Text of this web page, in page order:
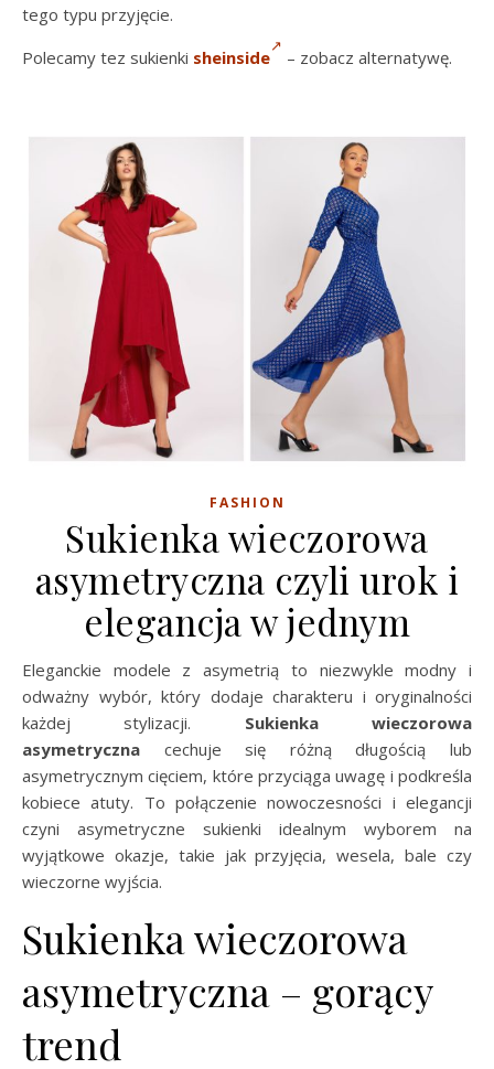
tego typu przyjęcie.
Polecamy tez sukienki sheinside – zobacz alternatywę.
FASHION
Sukienka wieczorowa
asymetryczna czyli urok i
elegancja w jednym
Eleganckie modele z asymetrią to niezwykle modny i
odważny wybór, który dodaje charakteru i oryginalności
każdej stylizacji. Sukienka wieczorowa
asymetryczna cechuje się różną długością lub
asymetrycznym cięciem, które przyciąga uwagę i podkreśla
kobiece atuty. To połączenie nowoczesności i elegancji
czyni asymetryczne sukienki idealnym wyborem na
wyjątkowe okazje, takie jak przyjęcia, wesela, bale czy
wieczorne wyjścia.
Sukienka wieczorowa
asymetryczna – gorący
trend